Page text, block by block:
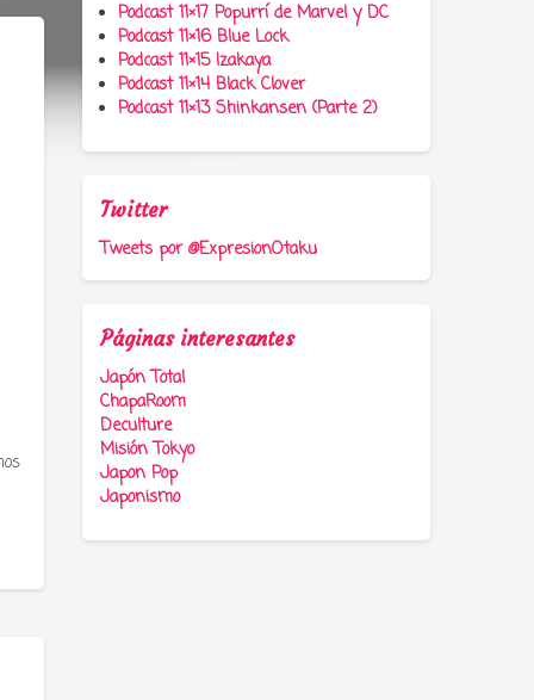
Podcast 11×17 Popurrí de Marvel y DC
Podcast 11×16 Blue Lock
Podcast 11×15 Izakaya
Podcast 11×14 Black Clover
Podcast 11×13 Shinkansen (Parte 2)
Twitter
Tweets por @ExpresionOtaku
Páginas interesantes
Japón Total
ChapaRoom
Deculture
Misión Tokyo
Japon Pop
Japonismo